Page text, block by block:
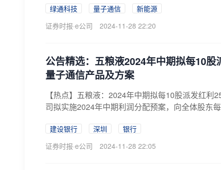
绿通科技 量子通信
新能源
证券时报·e公司
2024-11-28 22:20
公告精选：五粮液2024年中期拟每10
量子通信产品及方案
【热点】五粮液：2024年中期拟每10股派发红
司拟实施2024年中期利润分配预案，向全体股东
建设银行 深圳
银行
证券时报·e公司
2024-11-28 22:05